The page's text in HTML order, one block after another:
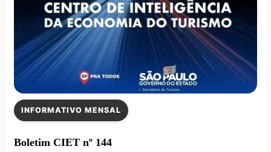
INFORMATIVO MENSAL
Boletim CIET nº 144